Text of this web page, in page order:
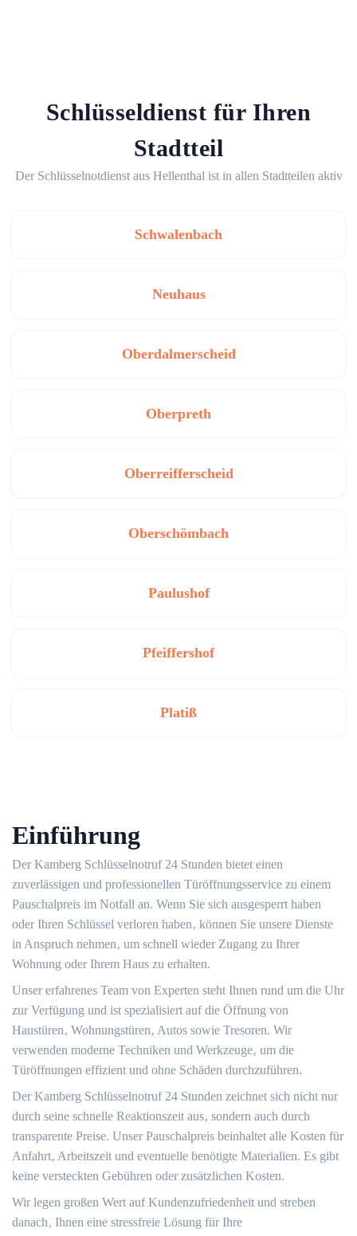
Schlüsseldienst für Ihren
Stadtteil
Der Schlüsselnotdienst aus Hellenthal ist in allen Stadtteilen aktiv
Schwalenbach
Neuhaus
Oberdalmerscheid
Oberpreth
Oberreifferscheid
Oberschömbach
Paulushof
Pfeiffershof
Platiß
Einführung
Der Kamberg Schlüsselnotruf 24 Stunden bietet einen
zuverlässigen und professionellen Türöffnungsservice zu einem
Pauschalpreis im Notfall an. Wenn Sie sich ausgesperrt haben
oder Ihren Schlüssel verloren haben‚ können Sie unsere Dienste
in Anspruch nehmen‚ um schnell wieder Zugang zu Ihrer
Wohnung oder Ihrem Haus zu erhalten.​
Unser erfahrenes Team von Experten steht Ihnen rund um die Uhr
zur Verfügung und ist spezialisiert auf die Öffnung von
Haustüren‚ Wohnungstüren‚ Autos sowie Tresoren.​ Wir
verwenden moderne Techniken und Werkzeuge‚ um die
Türöffnungen effizient und ohne Schäden durchzuführen.​
Der Kamberg Schlüsselnotruf 24 Stunden zeichnet sich nicht nur
durch seine schnelle Reaktionszeit aus‚ sondern auch durch
transparente Preise.​ Unser Pauschalpreis beinhaltet alle Kosten für
Anfahrt‚ Arbeitszeit und eventuelle benötigte Materialien.​ Es gibt
keine versteckten Gebühren oder zusätzlichen Kosten.​
Wir legen großen Wert auf Kundenzufriedenheit und streben
danach‚ Ihnen eine stressfreie Lösung für Ihre